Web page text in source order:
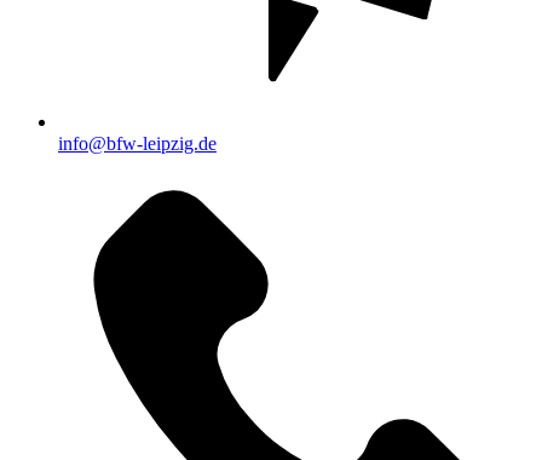
info@bfw-leipzig.de